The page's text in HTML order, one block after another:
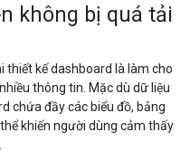
không bị quá tải
thiết kế dashboard là làm cho
thông tin. Mặc dù dữ liệu
chứa đầy các biểu đồ, bảng
khiến người dùng cảm thấy